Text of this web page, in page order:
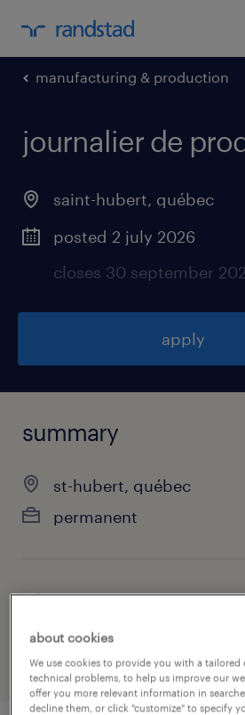
manufacturing & production
journalier de
saint-hubert, québec
posted 2 july 2026
closes 30 september
apply
summary
st-hubert, québec
permanent
job category
about cookies
We use cookies to provide you with a tailored
technical problems, to help us improve our
offer you more relevant information in
decline them, or click "customize" to specify